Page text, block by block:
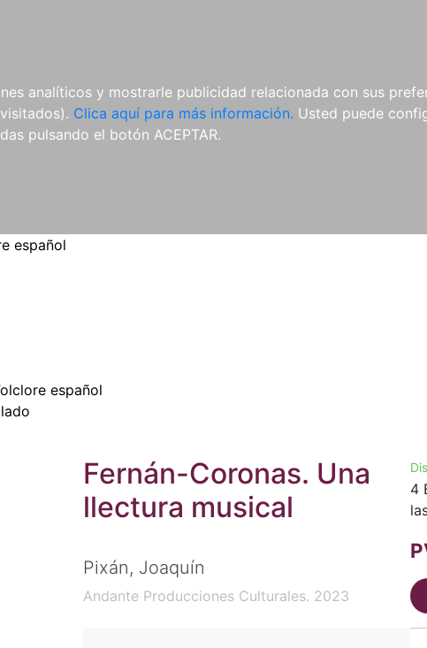
analíticos y mostrarle publicidad relacionada con sus
Clica aquí para más información. Usted puede
pulsando el botón ACEPTAR.
REVISTAS
CDS Y
DVDS
MATERIAL
COMPLEMENTARIO
español
español
Fernán-Coronas. Una
llectura musical
Pixán, Joaquín
Andante Producciones Culturales. 2023
4